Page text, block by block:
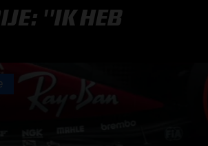
''IK HEB